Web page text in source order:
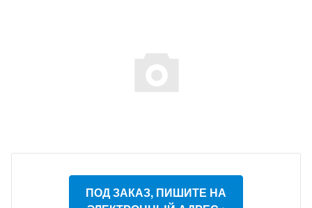
ПОД ЗАКАЗ, ПИШИТЕ НА